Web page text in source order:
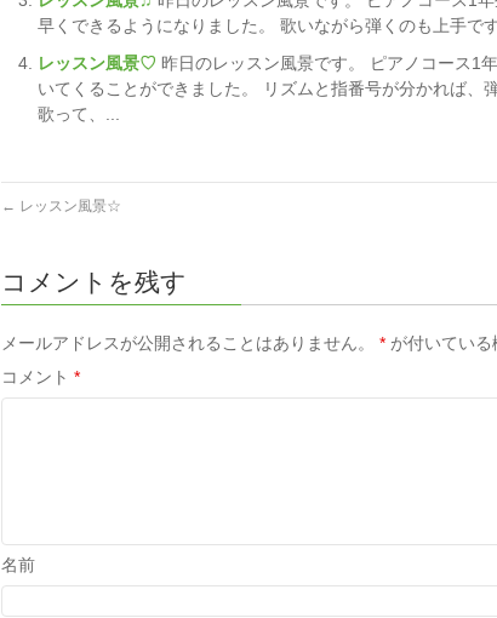
早くできるようになりました。 歌いながら弾くのも上手で
レッスン風景♡ 昨日のレッスン風景です。 ピアノコース1
いてくることができました。 リズムと指番号が分かれば、
歌って、...
← レッスン風景☆
コメントを残す
メールアドレスが公開されることはありません。 * が付いてい
コメント *
名前